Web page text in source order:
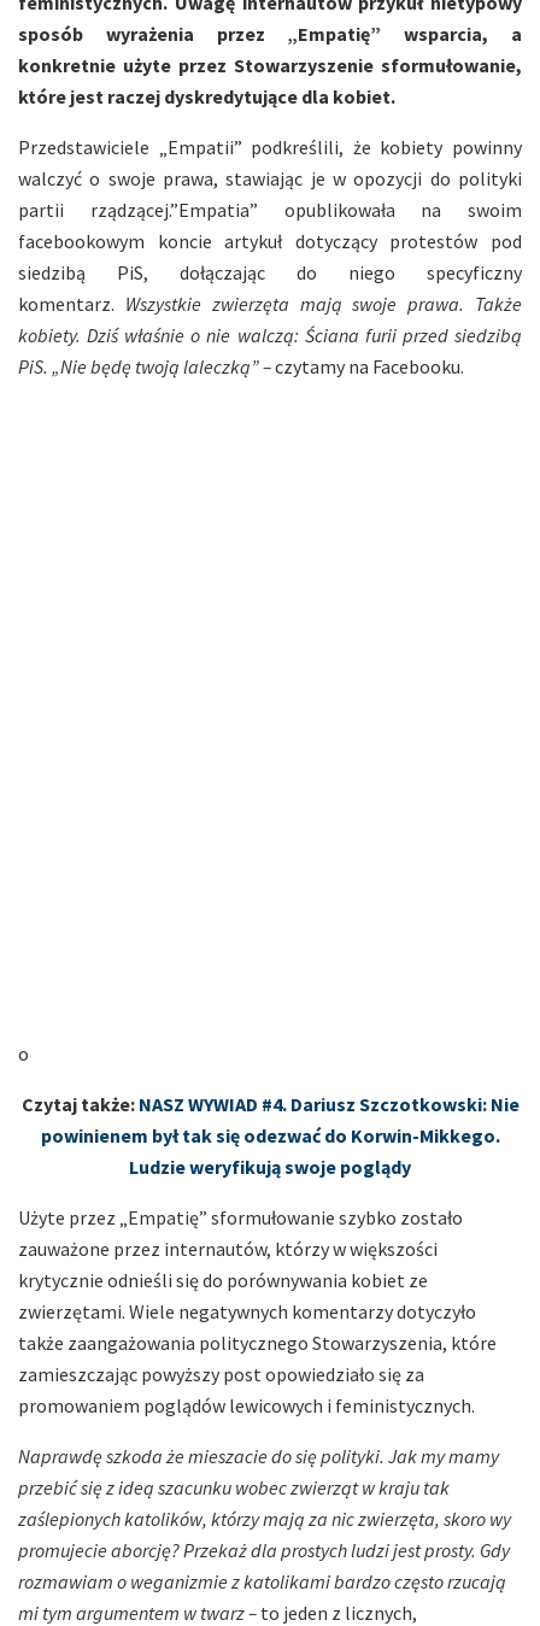
sposób wyrażenia przez „Empatię” wsparcia, a
konkretnie użyte przez Stowarzyszenie sformułowanie,
które jest raczej dyskredytujące dla kobiet.
Przedstawiciele „Empatii” podkreślili, że kobiety powinny
walczyć o swoje prawa, stawiając je w opozycji do polityki
partii rządzącej.”Empatia” opublikowała na swoim
facebookowym koncie artykuł dotyczący protestów pod
siedzibą PiS, dołączając do niego specyficzny
komentarz. Wszystkie zwierzęta mają swoje prawa. Także
kobiety. Dziś właśnie o nie walczą: Ściana furii przed siedzibą
PiS. „Nie będę twoją laleczką” –czytamy na Facebooku.
o
Czytaj także: NASZ WYWIAD #4. Dariusz Szczotkowski: Nie
powinienem był tak się odezwać do Korwin-Mikkego.
Ludzie weryfikują swoje poglądy
Użyte przez „Empatię” sformułowanie szybko zostało
zauważone przez internautów, którzy w większości
krytycznie odnieśli się do porównywania kobiet ze
zwierzętami. Wiele negatywnych komentarzy dotyczyło
także zaangażowania politycznego Stowarzyszenia, które
zamieszczając powyższy post opowiedziało się za
promowaniem poglądów lewicowych i feministycznych.
Naprawdę szkoda że mieszacie do się polityki. Jak my mamy
przebić się z ideą szacunku wobec zwierząt w kraju tak
zaślepionych katolików, którzy mają za nic zwierzęta, skoro wy
promujecie aborcję? Przekaż dla prostych ludzi jest prosty. Gdy
rozmawiam o weganizmie z katolikami bardzo często rzucają
mi tym argumentem w twarz – to jeden z licznych,